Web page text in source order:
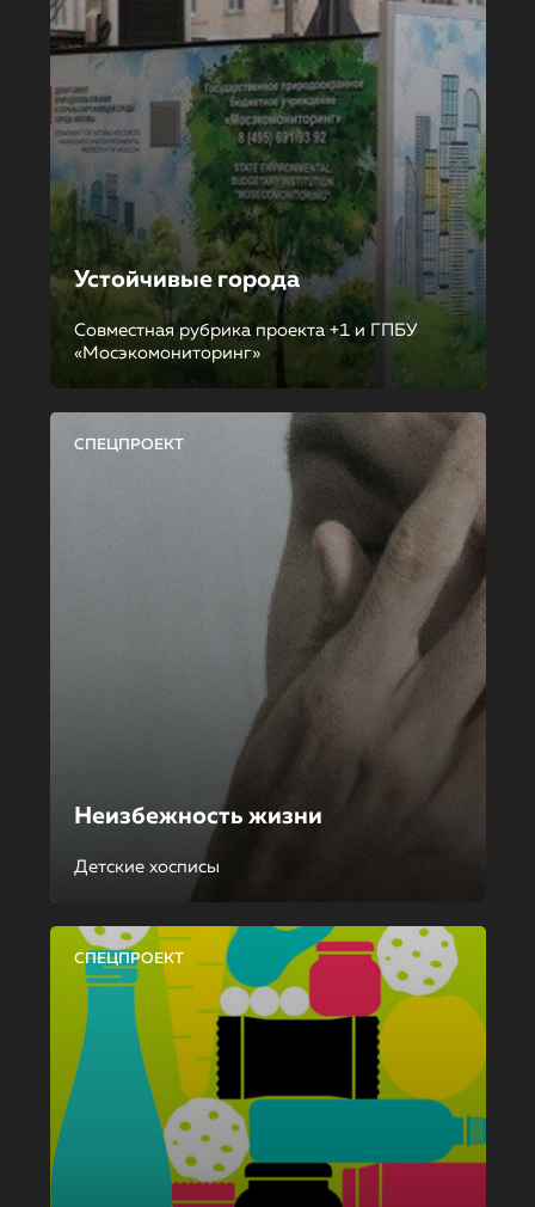
Устойчивые города
Совместная рубрика проекта +1 и ГПБУ
«Мосэкомониторинг»
СПЕЦПРОЕКТ
Неизбежность жизни
Детские хосписы
СПЕЦПРОЕКТ